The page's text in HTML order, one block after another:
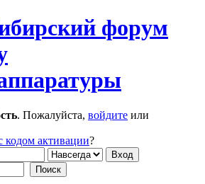
форум
. Пожалуйста, войдите или
кодом активации?